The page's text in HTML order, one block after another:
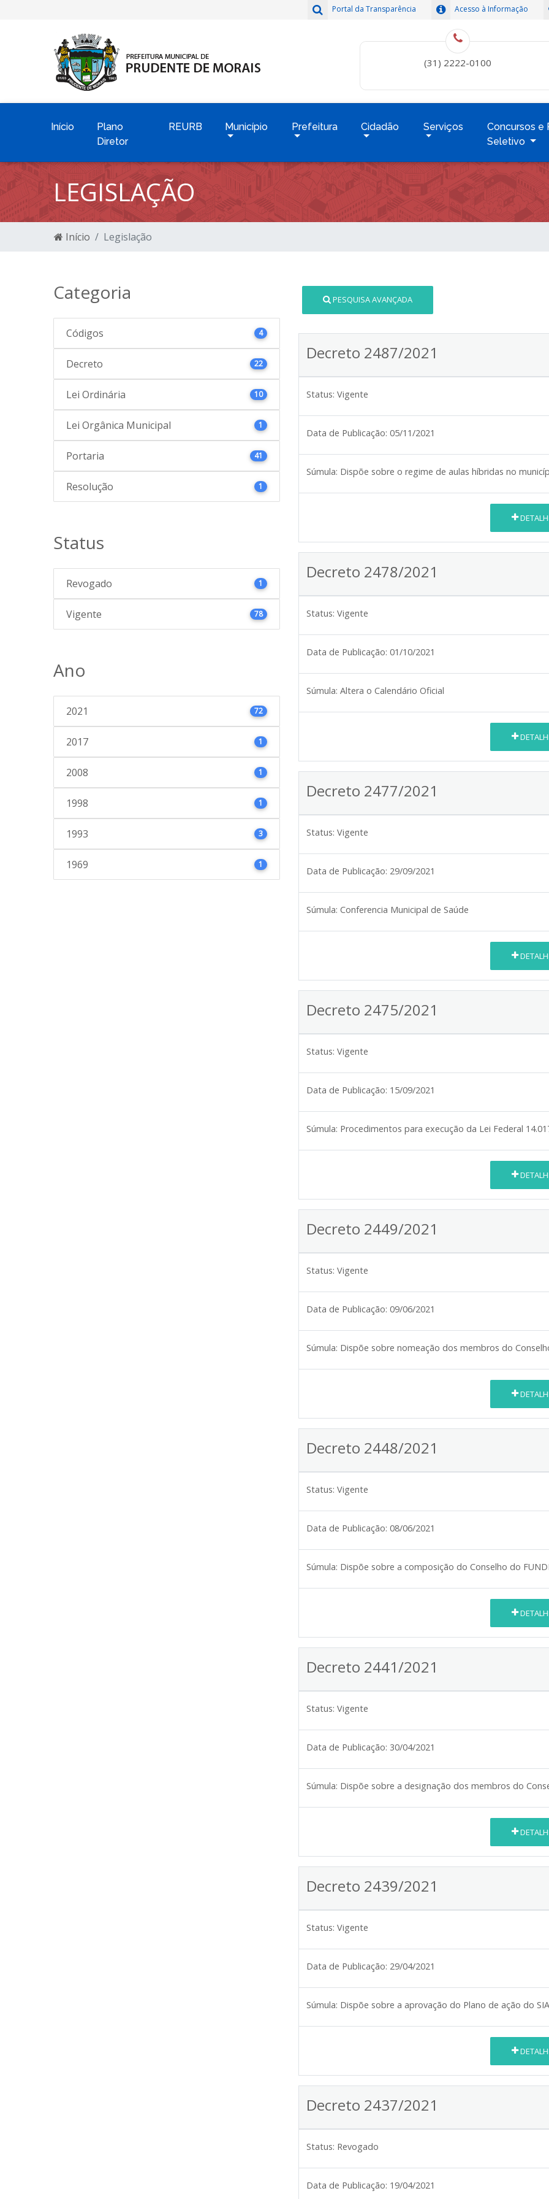
Acesso à Informação
Portal da Transparência
(31) 2222-0100
Início
Plano
Diretor
REURB Município Prefeitura Cidadão Serviços
Concursos e
Seletivo
LEGISLAÇÃO
Início Legislação
Categoria
Códigos 4
Decreto 22
Lei Ordinária 10
Lei Orgânica Municipal 1
Portaria 41
Resolução 1
Status
Revogado 1
Vigente 78
Ano
2021 72
2017 1
2008 1
1998 1
1993 3
1969 1
PESQUISA AVANÇADA
Decreto 2487/2021
Status: Vigente
Data de Publicação: 05/11/2021
Súmula: Dispõe sobre o regime de aulas híbridas no
Decreto 2478/2021
Status: Vigente
Data de Publicação: 01/10/2021
Súmula: Altera o Calendário Oficial
Decreto 2477/2021
Status: Vigente
Data de Publicação: 29/09/2021
Súmula: Conferencia Municipal de Saúde
Decreto 2475/2021
Status: Vigente
Data de Publicação: 15/09/2021
Súmula: Procedimentos para execução da Lei Federal
Decreto 2449/2021
Status: Vigente
Data de Publicação: 09/06/2021
Súmula: Dispõe sobre nomeação dos membros do
Decreto 2448/2021
Status: Vigente
Data de Publicação: 08/06/2021
Súmula: Dispõe sobre a composição do Conselho do
Decreto 2441/2021
Status: Vigente
Data de Publicação: 30/04/2021
Súmula: Dispõe sobre a designação dos membros do
Decreto 2439/2021
Status: Vigente
Data de Publicação: 29/04/2021
Súmula: Dispõe sobre a aprovação do Plano de ação do
Decreto 2437/2021
Status: Revogado
Data de Publicação: 19/04/2021